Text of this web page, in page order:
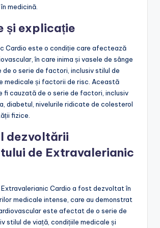
medicină.
și explicație
Cardio este o condiție care afectează
în care inima și vasele de sânge
o serie de factori, inclusiv stilul de
medicale și factorii de risc. Această
fi cauzată de o serie de factori, inclusiv
diabetul, nivelurile ridicate de colesterol
fizice.
dezvoltării
de Extravalerianic
Cardio a fost dezvoltat în
medicale intense, care au demonstrat
este afectat de o serie de
stilul de viață, condițiile medicale și